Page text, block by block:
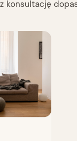
konsultację